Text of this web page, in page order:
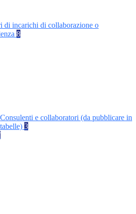
di incarichi di collaborazione o
8
Consulenti e collaboratori (da pubblicare in
tabelle) 3